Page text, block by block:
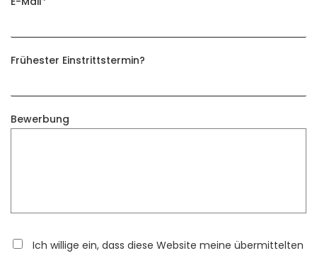
Frühester Einstrittstermin?
Bewerbung
Ich willige ein, dass diese Website meine übermittelten